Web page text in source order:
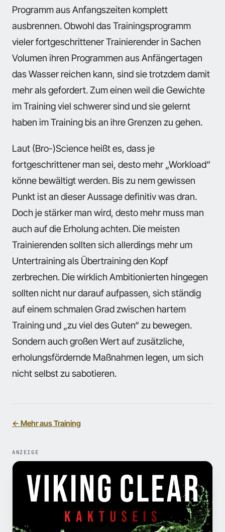
Programm aus Anfangszeiten komplett
ausbrennen. Obwohl das Trainingsprogramm
vieler fortgeschrittener Trainierender in Sachen
Volumen ihren Programmen aus Anfängertagen
das Wasser reichen kann, sind sie trotzdem damit
mehr als gefordert. Zum einen weil die Gewichte
im Training viel schwerer sind und sie gelernt
haben im Training bis an ihre Grenzen zu gehen.
Laut (Bro-)Science heißt es, dass je
fortgeschrittener man sei, desto mehr „Workload“
könne bewältigt werden. Bis zu nem gewissen
Punkt ist an dieser Aussage definitiv was dran.
Doch je stärker man wird, desto mehr muss man
auch auf die Erholung achten. Die meisten
Trainierenden sollten sich allerdings mehr um
Untertraining als Übertraining den Kopf
zerbrechen. Die wirklich Ambitionierten hingegen
sollten nicht nur darauf aufpassen, sich ständig
auf einem schmalen Grad zwischen hartem
Training und „zu viel des Guten“ zu bewegen.
Sondern auch großen Wert auf zusätzliche,
erholungsfördernde Maßnahmen legen, um sich
nicht selbst zu sabotieren.
← Mehr aus Training
ANZEIGE